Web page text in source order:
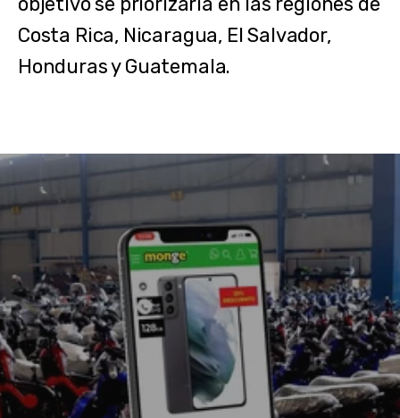
Costa Rica, Nicaragua, El Salvador,
Honduras y Guatemala.